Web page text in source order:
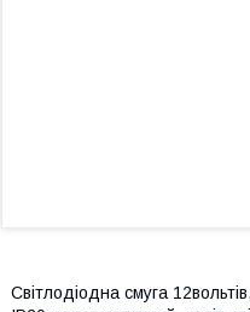
Світлодіодна смуга